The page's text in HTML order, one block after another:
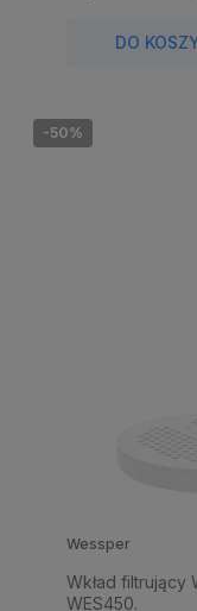
DO
Wessper
Wkład filtrujący
WES450.
-50%